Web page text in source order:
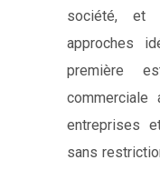
société, et
approches
première
commerciale
entreprises
sans